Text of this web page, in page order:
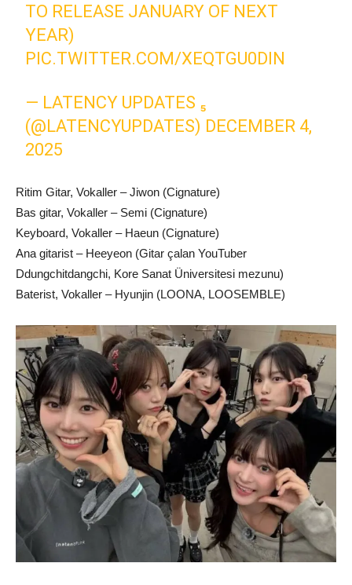
TO RELEASE JANUARY OF NEXT
YEAR)
PIC.TWITTER.COM/XEQTGU0DIN
— LATENCY UPDATES ₅
(@LATENCYUPDATES) DECEMBER 4,
2025
Ritim Gitar, Vokaller – Jiwon (Cignature)
Bas gitar, Vokaller – Semi (Cignature)
Keyboard, Vokaller – Haeun (Cignature)
Ana gitarist – Heeyeon (Gitar çalan YouTuber
Ddungchitdangchi, Kore Sanat Üniversitesi mezunu)
Baterist, Vokaller – Hyunjin (LOONA, LOOSEMBLE)